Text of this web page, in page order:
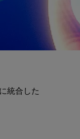
統合した